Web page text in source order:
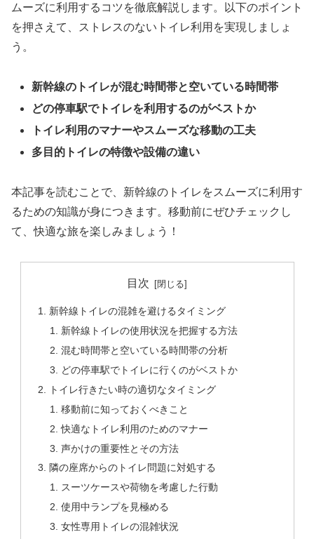
ムーズに利用するコツを徹底解説します。以下のポイント
を押さえて、ストレスのないトイレ利用を実現しましょ
う。
新幹線のトイレが混む時間帯と空いている時間帯
どの停車駅でトイレを利用するのがベストか
トイレ利用のマナーやスムーズな移動の工夫
多目的トイレの特徴や設備の違い
本記事を読むことで、新幹線のトイレをスムーズに利用す
るための知識が身につきます。移動前にぜひチェックし
て、快適な旅を楽しみましょう！
目次
新幹線トイレの混雑を避けるタイミング
新幹線トイレの使用状況を把握する方法
混む時間帯と空いている時間帯の分析
どの停車駅でトイレに行くのがベストか
トイレ行きたい時の適切なタイミング
移動前に知っておくべきこと
快適なトイレ利用のためのマナー
声かけの重要性とその方法
隣の座席からのトイレ問題に対処する
スーツケースや荷物を考慮した行動
使用中ランプを見極める
女性専用トイレの混雑状況